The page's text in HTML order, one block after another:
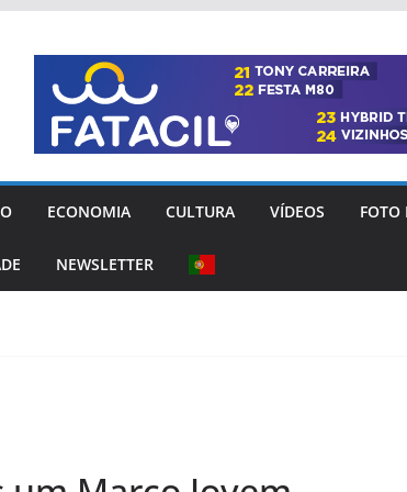
ECONOMIA CULTURA VÍDEOS FOTO
NEWSLETTER